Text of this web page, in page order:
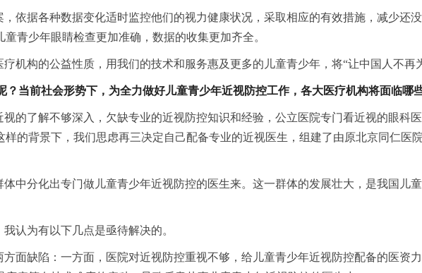
依据各种数据变化适时监控他们的视力健康状况，采取相应的有效措施，减少还
青少年眼睛检查更加准确，数据的收集更加齐全。
机构的公益性质，用我们的技术和服务惠及更多的儿童青少年，将“让中国人不再
当前社会形势下，为全力做好儿童青少年近视防控工作，各大医疗机构将面临哪
的了解不够深入，欠缺专业的近视防控知识和经验，公立医院专门看近视的眼科
的背景下，我们思虑再三决定自己配备专业的近视医生，组建了由原北京同仁医
中分化出专门做儿童青少年近视防控的医生来。这一群体的发展壮大，是我国儿
认为有以下几点是亟待解决的。
面缺陷：一方面，医院对近视防控重视不够，给儿童青少年近视防控配备的医资